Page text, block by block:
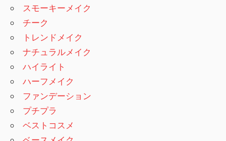
スモーキーメイク
チーク
トレンドメイク
ナチュラルメイク
ハイライト
ハーフメイク
ファンデーション
プチプラ
ベストコスメ